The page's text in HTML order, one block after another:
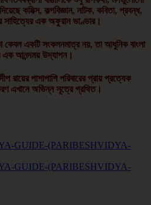
কমিক্স, কল্পবিজ্ঞান, নাটক, কবিতা, প্রবন্ধ,
এক অফুরান ভাণ্ডার।
কেবল একটি সংকলনমাত্র নয়, তা আধুনিক বাংলা
এক আনন্দময় উদ্যাপন।
রায়ের পাশাপাশি পরিবারের প্রায় প্রত্যেক
এখানে অভিন্ন সূত্রে গ্রথিত।